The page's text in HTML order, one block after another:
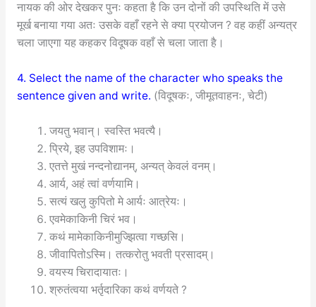
नायक की ओर देखकर पुनः कहता है कि उन दोनों की उपस्थिति में उसे
मूर्ख बनाया गया अतः उसके वहाँ रहने से क्या प्रयोजन ? वह कहीं अन्यत्र
चला जाएगा यह कहकर विदूषक वहाँ से चला जाता है।
4. Select the name of the character who speaks the
sentence given and write. (विदूषकः, जीमूतवाहनः, चेटी)
जयतु भवान्। स्वस्ति भवत्यै।
प्रिये, इह उपविशामः।
एतत्ते मुखं नन्दनोद्यानम्, अन्यत् केवलं वनम्।
आर्य, अहं त्वां वर्णयामि।
सत्यं खलु कुपितो मे आर्यः आत्रेयः।
एवमेकाकिनी चिरं भव।
कथं मामेकाकिनीमुज्झित्वा गच्छसि।
जीवापितोऽस्मि। तत्करोतु भवती प्रसादम्।
वयस्य चिरादायातः।
श्रुतंत्वया भर्तृदारिका कथं वर्णयते ?